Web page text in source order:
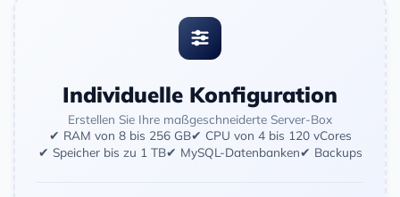
Individuelle Konfiguration
Erstellen Sie Ihre maßgeschneiderte Server-Box
✔ RAM von 8 bis 256 GB✔ CPU von 4 bis 120 vCores
✔ Speicher bis zu 1 TB✔ MySQL-Datenbanken✔ Backups